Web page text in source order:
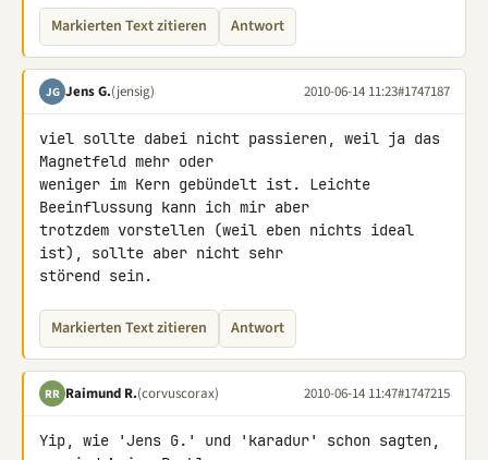
Markierten Text zitieren Antwort
JG Jens G.(jensig) 2010-06-14 11:23#1747187
viel sollte dabei nicht passieren, weil ja das
Magnetfeld mehr oder
weniger im Kern gebündelt ist. Leichte
Beeinflussung kann ich mir aber
trotzdem vorstellen (weil eben nichts ideal
ist), sollte aber nicht sehr
störend sein.
Markierten Text zitieren Antwort
RR Raimund R.(corvuscorax) 2010-06-14 11:47#1747215
Yip, wie 'Jens G.' und 'karadur' schon sagten,